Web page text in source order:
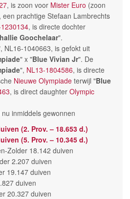
, is zoon voor Mister Euro (zoon
, een prachtige Stefaan Lambrechts
, is directe dochter
Goochelaar".
NL16-1040663, is gefokt uit
" x "Blue Vivian Jr". De
", NL13-1804586, is directe
Nieuwe Olympiade terwijl "Blue
, is direct daughter Olympic
inmiddels gewonnen
(2. Prov. – 18.653 d.)
(5. Prov. – 10.345 d.)
Zolder 18.142 duiven
2.207 duiven
19.147 duiven
duiven
20.327 duiven